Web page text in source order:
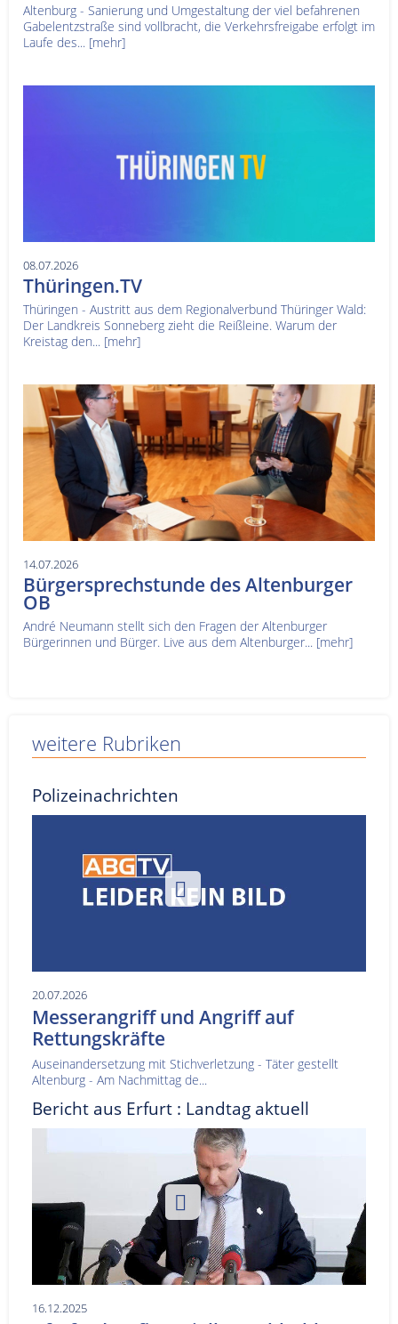
Altenburg - Sanierung und Umgestaltung der viel befahrenen
Gabelentzstraße sind vollbracht, die Verkehrsfreigabe erfolgt im
Laufe des... [mehr]
08.07.2026
Thüringen.TV
Thüringen - Austritt aus dem Regionalverbund Thüringer Wald:
Der Landkreis Sonneberg zieht die Reißleine. Warum der
Kreistag den... [mehr]
14.07.2026
Bürgersprechstunde des Altenburger
OB
André Neumann stellt sich den Fragen der Altenburger
Bürgerinnen und Bürger. Live aus dem Altenburger... [mehr]
weitere Rubriken
Polizeinachrichten
20.07.2026
Messerangriff und Angriff auf
Rettungskräfte
Auseinandersetzung mit Stichverletzung - Täter gestellt
Altenburg - Am Nachmittag de...
Bericht aus Erfurt : Landtag aktuell
16.12.2025